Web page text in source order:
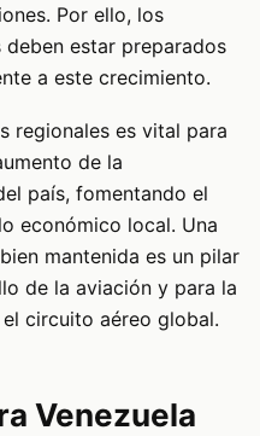
Por ello, los
estar preparados
a este crecimiento.
regionales es vital para
de la
país, fomentando el
económico local. Una
mantenida es un pilar
de la aviación y para la
circuito aéreo global.
Venezuela